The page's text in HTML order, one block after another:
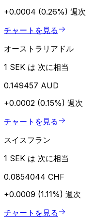
+0.0004 (0.26%) 週次
チャートを見る
オーストラリアドル
1 SEK は 次に相当
0.149457 AUD
+0.0002 (0.15%) 週次
チャートを見る
スイスフラン
1 SEK は 次に相当
0.0854044 CHF
+0.0009 (1.11%) 週次
チャートを見る